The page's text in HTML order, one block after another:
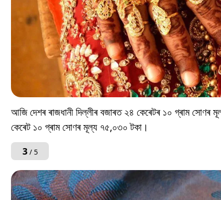
আজি দেশৰ ৰাজধানী দিল্লীৰ বজাৰত ২৪ কেৰেটৰ ১০ গ্ৰাম
কেৰেট ১০ গ্ৰাম সোণৰ মূল্য ৭৫,০৩০ টকা।
3/ 5